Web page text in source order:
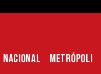
NACIONAL METRÓPOLI